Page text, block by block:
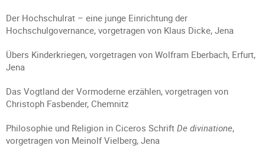
Der Hochschulrat – eine junge Einrichtung der
Hochschulgovernance, vorgetragen von Klaus Dicke, Jena
Übers Kinderkriegen, vorgetragen von Wolfram Eberbach, Erfurt,
Jena
Das Vogtland der Vormoderne erzählen, vorgetragen von
Christoph Fasbender, Chemnitz
Philosophie und Religion in Ciceros Schrift De divinatione,
vorgetragen von Meinolf Vielberg, Jena